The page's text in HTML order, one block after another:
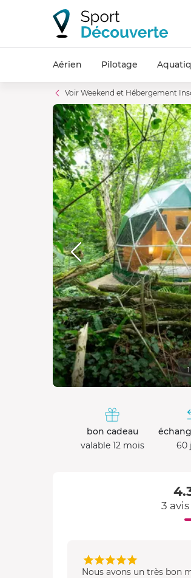
Aérien Pilotage
Voir Weekend et Hébergement
bon cadeau
valable 12 mois
60
3
Nous avons un très bon